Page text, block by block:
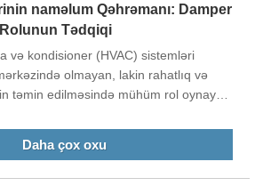
naməlum Qəhrəmanı: Damper
Tədqiqi
və kondisioner (HVAC) sistemləri
olmayan, lakin rahatlıq və
təmin edilməsində mühüm rol oynayan
komponent damper ötürücüsüdür,
mühitlərində hava axınının dəqiq
çox vaxt diqqətdən kənarda qalan bir
Daha çox oxu